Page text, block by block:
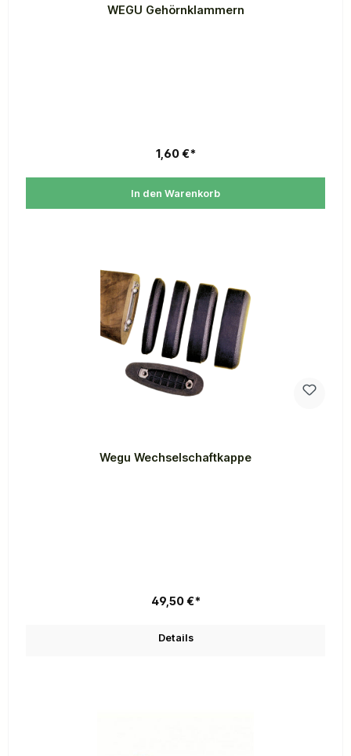
WEGU Gehörnklammern
1,60 €*
In den Warenkorb
Wegu Wechselschaftkappe
49,50 €*
Details